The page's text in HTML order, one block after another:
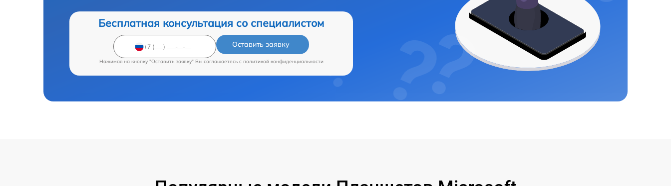
Бесплатная консультация со специалистом
Оставить заявку
Нажимая на кнопку "Оставить заявку" Вы соглашаетесь c политикой конфиденциальности